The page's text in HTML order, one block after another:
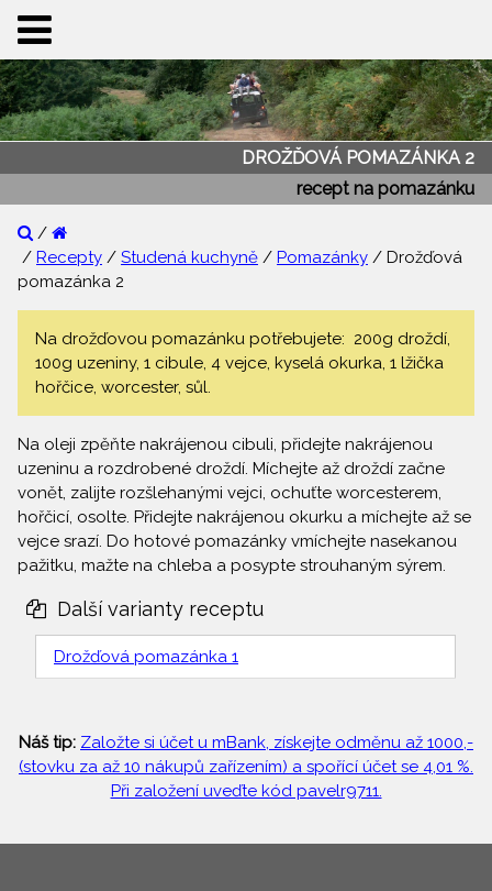
DROŽĎOVÁ POMAZÁNKA 2
recept na pomazánku
/
/ Recepty / Studená kuchyně / Pomazánky / Drožďová
pomazánka 2
Na drožďovou pomazánku potřebujete: 200g droždí,
100g uzeniny, 1 cibule, 4 vejce, kyselá okurka, 1 lžička
hořčice, worcester, sůl.
Na oleji zpěňte nakrájenou cibuli, přidejte nakrájenou
uzeninu a rozdrobené droždí. Míchejte až droždí začne
vonět, zalijte rozšlehanými vejci, ochuťte worcesterem,
hořčicí, osolte. Přidejte nakrájenou okurku a míchejte až se
vejce srazí. Do hotové pomazánky vmíchejte nasekanou
pažitku, mažte na chleba a posypte strouhaným sýrem.
Další varianty receptu
Drožďová pomazánka 1
Náš tip: Založte si účet u mBank, získejte odměnu až 1000,-
(stovku za až 10 nákupů zařízením) a spořící účet se 4,01 %.
Při založení uveďte kód pavelr9711.